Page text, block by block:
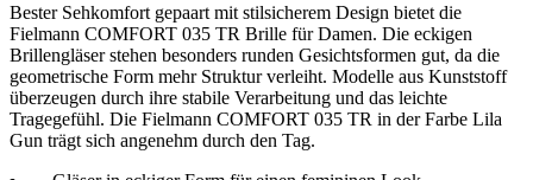
Bester Sehkomfort gepaart mit stilsicherem Design bietet die
Fielmann COMFORT 035 TR Brille für Damen. Die eckigen
Brillengläser stehen besonders runden Gesichtsformen gut, da die
geometrische Form mehr Struktur verleiht. Modelle aus Kunststoff
überzeugen durch ihre stabile Verarbeitung und das leichte
Tragegefühl. Die Fielmann COMFORT 035 TR in der Farbe Lila
Gun trägt sich angenehm durch den Tag.